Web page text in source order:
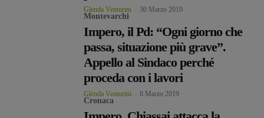
Glenda Venturini 30 Marzo 2019
Montevarchi
Impero, il Pd: “Ogni giorno che
passa, situazione più grave”.
Appello al Sindaco perché
proceda con i lavori
Glenda Venturini 8 Marzo 2019
Cronaca